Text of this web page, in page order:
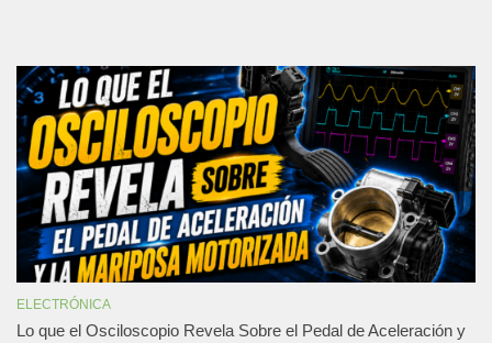
ELECTRÓNICA
Lo que el Osciloscopio Revela Sobre el Pedal de Aceleración y